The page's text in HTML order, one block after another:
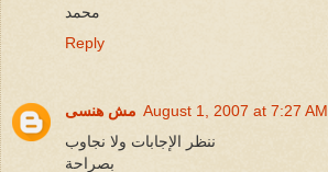
محمد
Reply
مش هنسى August 1, 2007 at 7:27 AM
ننظر الإجابات ولا نجاوب
بصراحة